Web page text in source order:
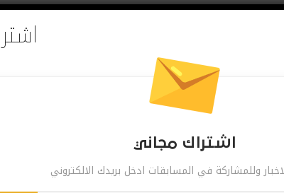
اشتراك مجاني
وللمشاركة في المسابقات ادخل بريدك الالكتروني